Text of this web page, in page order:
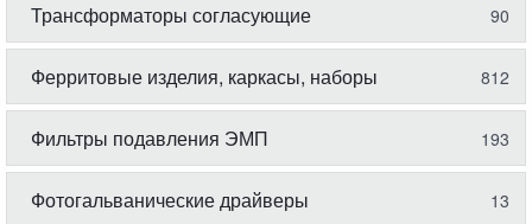
Трансформаторы согласующие 90
Ферритовые изделия, каркасы, наборы 812
Фильтры подавления ЭМП 193
Фотогальванические драйверы 13